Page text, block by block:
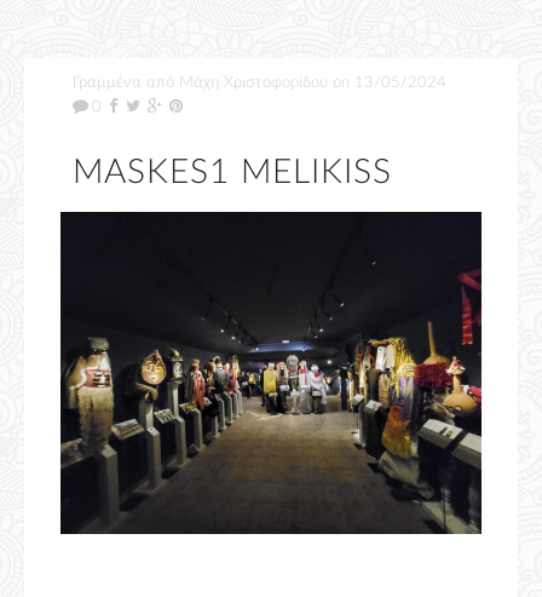
Γραμμένα από Μάχη Χριστοφορίδου on 13/05/2024
0
MASKES1 MELIKISS